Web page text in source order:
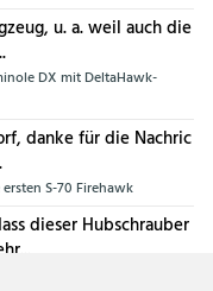
u. a. weil auch die
DX mit DeltaHawk-
danke für die Nachric
S-70 Firehawk
dieser Hubschrauber